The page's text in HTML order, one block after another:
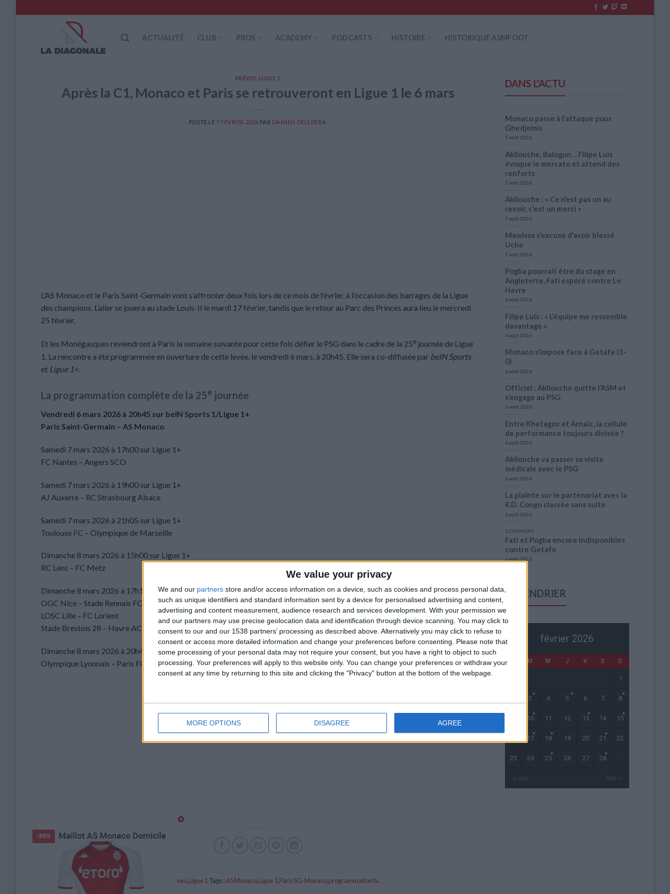
We value your privacy
We and our partners store and/or access information on a device, such as cookies and process personal data,
such as unique identifiers and standard information sent by a device for personalised advertising and content,
advertising and content measurement, audience research and services development. With your permission we
and our partners may use precise geolocation data and identification through device scanning. You may click to
consent to our and our 1538 partners’ processing as described above. Alternatively you may click to refuse to
consent or access more detailed information and change your preferences before consenting.
Please note that
some processing of your personal data may not require your consent, but you have a right to object to such
processing. Your preferences will apply to this website only. You can change your preferences or withdraw your
consent at any time by returning to this site and clicking the "Privacy" button at the bottom of the webpage.
MORE OPTIONS DISAGREE AGREE
to
ACTUALITÉ CLUB PROS ACADEMY PODCASTS HISTOIRE HISTORIQUE ASMFOOT
BRÈVES LIGUE 1
Après la C1, Monaco et Paris se retrouveront en Ligue 1 le 6 mars
POSTÉ LE 7 FÉVRIER 2026 PAR DAMIEN DELLERBA
L’AS Monaco et le Paris Saint-Germain vont s’affronter deux fois lors de ce mois de février, à l’occasion des barrages de la Ligue
des champions. L’aller se jouera au stade Louis-II le mardi 17 février, tandis que le retour au Parc des Princes aura lieu le mercredi
25 février.
Et les Monégasques reviendront à Paris la semaine suivante pour cette fois défier le PSG dans le cadre de la 25e journée de Ligue
1. La rencontre a été programmée en ouverture de cette levée, le vendredi 6 mars, à 20h45. Elle sera co-diffusée par beIN Sports
et Ligue 1+.
La programmation complète de la 25e journée
Vendredi 6 mars 2026 à 20h45 sur beIN Sports 1/Ligue 1+
Paris Saint-Germain – AS Monaco
Samedi 7 mars 2026 à 17h00 sur Ligue 1+
FC Nantes – Angers SCO
Samedi 7 mars 2026 à 19h00 sur Ligue 1+
AJ Auxerre – RC Strasbourg Alsace
Samedi 7 mars 2026 à 21h05 sur Ligue 1+
Toulouse FC – Olympique de Marseille
Dimanche 8 mars 2026 à 15h00 sur Ligue 1+
RC Lens – FC Metz
Dimanche 8 mars 2026 à 17h15 sur Ligue 1+
OGC Nice – Stade Rennais FC
LOSC Lille – FC Lorient
Stade Brestois 28 – Havre AC
Dimanche 8 mars 2026 à 20h45 sur Ligue 1+
Olympique Lyonnais – Paris FC
Brèves,Ligue 1Tags :AS Monaco,Ligue 1,Paris SG-Monaco,programmation tv.
DANS L'ACTU
Monaco passe à l’attaque pour
Ghedjemis
7 août 2026
Akliouche, Balogun… Filipe Luis
évoque le mercato et attend des
renforts
7 août 2026
Akliouche : « Ce n’est pas un au
revoir, c’est un merci »
7 août 2026
Mawissa s’excuse d’avoir blessé
Uche
7 août 2026
Pogba pourrait être du stage en
Angleterre, Fati espéré contre Le
Havre
6 août 2026
Filipe Luis : « L’équipe me ressemble
davantage »
6 août 2026
Monaco s’impose face à Getafe (1-
0)
6 août 2026
Officiel : Akliouche quitte l’ASM et
s’engage au PSG
6 août 2026
Entre Khetagov et Arnaiz, la cellule
de performance toujours divisée ?
6 août 2026
Akliouche va passer sa visite
médicale avec le PSG
6 août 2026
La plainte sur le partenariat avec la
R.D. Congo classée sans suite
6 août 2026
1 COMMENT
Fati et Pogba encore indisponibles
contre Getafe
6 août 2026
CALENDRIER
février 2026
M M J V S D
« Jan Mar »
1
3 4 5 6 7 8
10 11 12 13 14 15
17 18 19 20 21 22
23 24 25 26 27 28